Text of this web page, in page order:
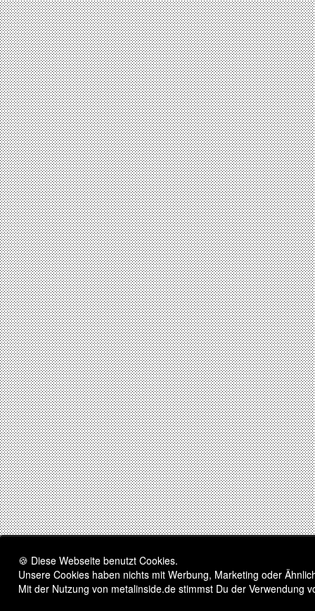
🍪 Diese Webseite benutzt Cookies.
Unsere Cookies haben nichts mit Werbung, Marketing oder
Mit der Nutzung von metalinside.de stimmst Du der Verwendung